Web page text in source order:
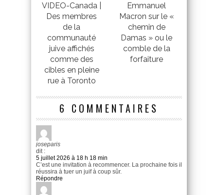
VIDEO-Canada |
Des membres
de la
communauté
juive affichés
comme des
cibles en pleine
rue à Toronto
Emmanuel
Macron sur le «
chemin de
Damas » ou le
comble de la
forfaiture
6 COMMENTAIRES
joseparis
dit :
5 juillet 2026 à 18 h 18 min
C’est une invitation à recommencer. La prochaine fois il
réussira à tuer un juif à coup sûr.
Répondre